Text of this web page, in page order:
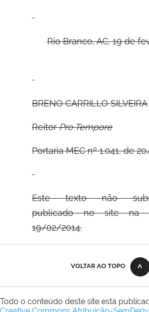
Rio Branco, AC, 19 de
BRENOCARRILLOSILVEIRA
ReitorPro Tempore
Portaria MEC nº 1.041, de
Este texto não
publicadono site na
19/02/2014.
VOLTAR AO TOPO
Todo o conteúdo deste site está